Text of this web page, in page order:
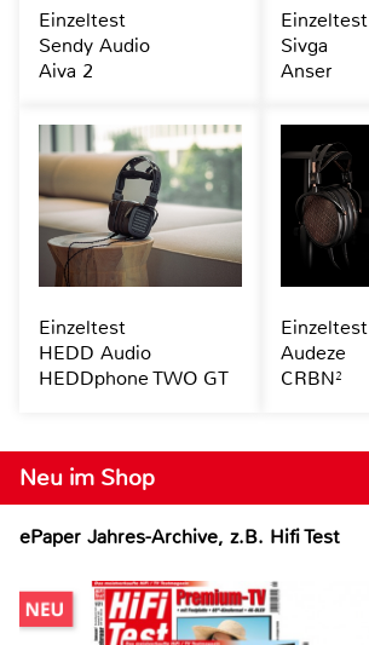
Neu im Shop
ePaper Jahres-Archive, z.B. Hifi Test
Einzeltest
Sendy Audio
Aiva 2
Einzeltest
Sivga
Anser
Einzeltest
HEDD Audio
HEDDphone TWO GT
Einzeltest
Audeze
CRBN²